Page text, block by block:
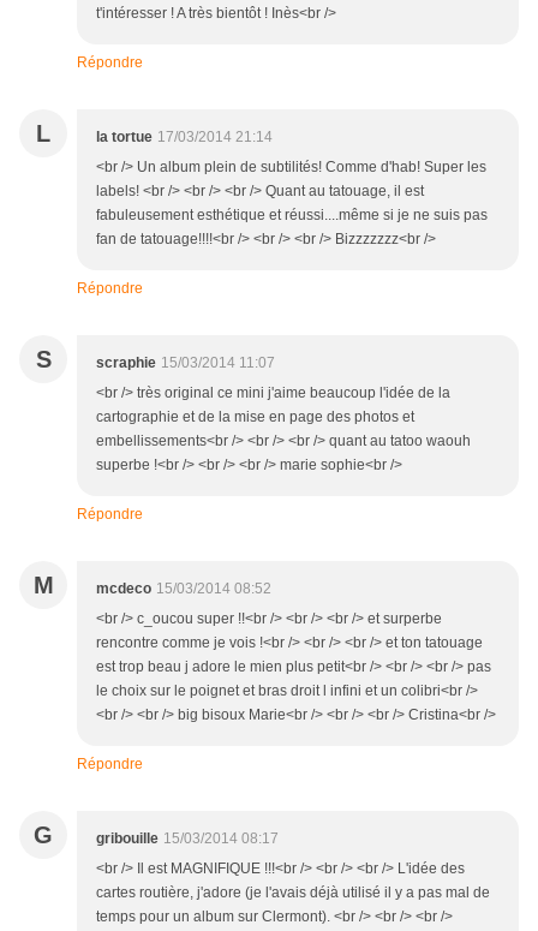
t'intéresser ! A très bientôt ! Inès<br />
Répondre
L la tortue 17/03/2014 21:14
<br /> Un album plein de subtilités! Comme d'hab! Super les
labels! <br /> <br /> <br /> Quant au tatouage, il est
fabuleusement esthétique et réussi....même si je ne suis pas
fan de tatouage!!!!<br /> <br /> <br /> Bizzzzzzz<br />
Répondre
S scraphie 15/03/2014 11:07
<br /> très original ce mini j'aime beaucoup l'idée de la
cartographie et de la mise en page des photos et
embellissements<br /> <br /> <br /> quant au tatoo waouh
superbe !<br /> <br /> <br /> marie sophie<br />
Répondre
M mcdeco 15/03/2014 08:52
<br /> c_oucou super !!<br /> <br /> <br /> et surperbe
rencontre comme je vois !<br /> <br /> <br /> et ton tatouage
est trop beau j adore le mien plus petit<br /> <br /> <br /> pas
le choix sur le poignet et bras droit l infini et un colibri<br />
<br /> <br /> big bisoux Marie<br /> <br /> <br /> Cristina<br />
Répondre
G gribouille 15/03/2014 08:17
<br /> Il est MAGNIFIQUE !!!<br /> <br /> <br /> L'idée des
cartes routière, j'adore (je l'avais déjà utilisé il y a pas mal de
temps pour un album sur Clermont). <br /> <br /> <br />